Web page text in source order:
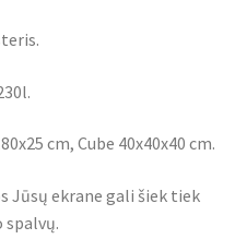
cm, Cube 40x40x40 cm.
Jūsų ekrane gali šiek tiek